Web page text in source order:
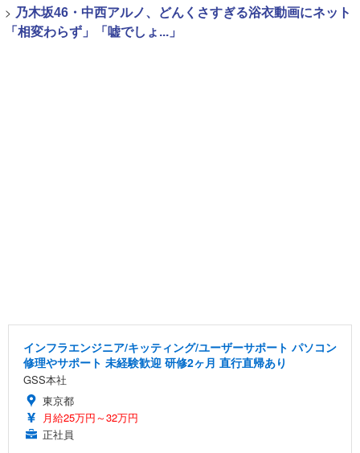
> 乃木坂46・中西アルノ、どんくさすぎる浴衣動画にネット
「相変わらず」「嘘でしょ...」
インフラエンジニア/キッティング/ユーザーサポート パソコン
修理やサポート 未経験歓迎 研修2ヶ月 直行直帰あり
GSS本社
東京都
月給25万円～32万円
正社員